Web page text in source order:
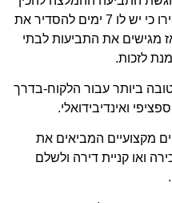
מכתבי דרישה לחייב/הנתבע ולהזהירו כי יש לו 7 ימים להסדיר את
מגישים את התביעות לבתי
לזכות.
ביותר עבור הלקוח-בדרך
ואינדיבידואלי.
מקצועיים המביאים את
ואו קניית דירה ולשלם